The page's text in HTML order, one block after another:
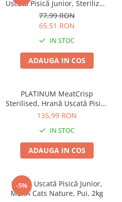
Uscată Pisică Junior, Sterilizat,
Pui și Orez, 1,5kg
77,99 RON
65,51 RON
IN STOC
ADAUGA IN COS
PLATINUM MeatCrisp
Sterilised, Hrană Uscată Pisică
Junior, Pui, 3 kg
135,99 RON
IN STOC
ADAUGA IN COS
-5%
Hrană Uscată Pisică Junior,
MERA Cats Nature, Pui, 2kg